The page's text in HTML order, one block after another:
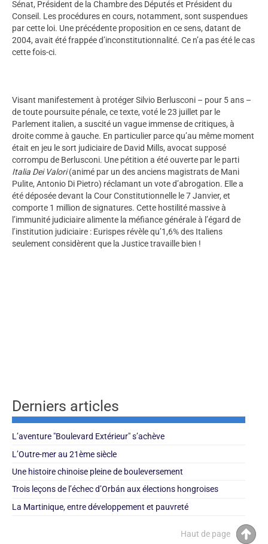
Sénat, Président de la Chambre des Députés et Président du
Conseil. Les procédures en cours, notamment, sont suspendues
par cette loi. Une précédente proposition en ce sens, datant de
2004, avait été frappée d’inconstitutionnalité. Ce n’a pas été le cas
cette fois-ci.
Visant manifestement à protéger Silvio Berlusconi – pour 5 ans –
de toute poursuite pénale, ce texte, voté le 23 juillet par le
Parlement italien, a suscité un vague immense de critiques, à
droite comme à gauche. En particulier parce qu’au même moment
était en jeu le sort judiciaire de David Mills, avocat supposé
corrompu de Berlusconi. Une pétition a été ouverte par le parti
Italia Dei Valori(animé par un des anciens magistrats de Mani
Pulite, Antonio Di Pietro) réclamant un vote d’abrogation. Elle a
été déposée devant la Cour Constitutionnelle le 7 Janvier, et
comporte 1 million de signatures. Cette hostilité massive à
l’immunité judiciaire alimente la méfiance générale à l’égard de
l’institution judiciaire : Eurispes révèle qu’1,6% des Italiens
seulement considèrent que la Justice travaille bien !
Derniers articles
L’aventure "Boulevard Extérieur" s’achève
L’Outre-mer au 21ème siècle
Une histoire chinoise pleine de bouleversement
Trois leçons de l’échec d’Orbán aux élections hongroises
La Martinique, entre développement et pauvreté
Haut de page